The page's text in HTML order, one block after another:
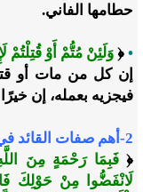
حطامها الفاني.
• ﴿وَلَئِنْ مُتُّمْ أَوْ قُتِلْتُمْ
إن كل من مات أو
فيجزيه بعمله، إن
2-أهم صفات القائد في المعركة لين الجانب والشورى.
﴿فَبِمَا رَحْمَةٍ مِنَ
لَانْفَضُّوا مِنْ حَوْلِكَ